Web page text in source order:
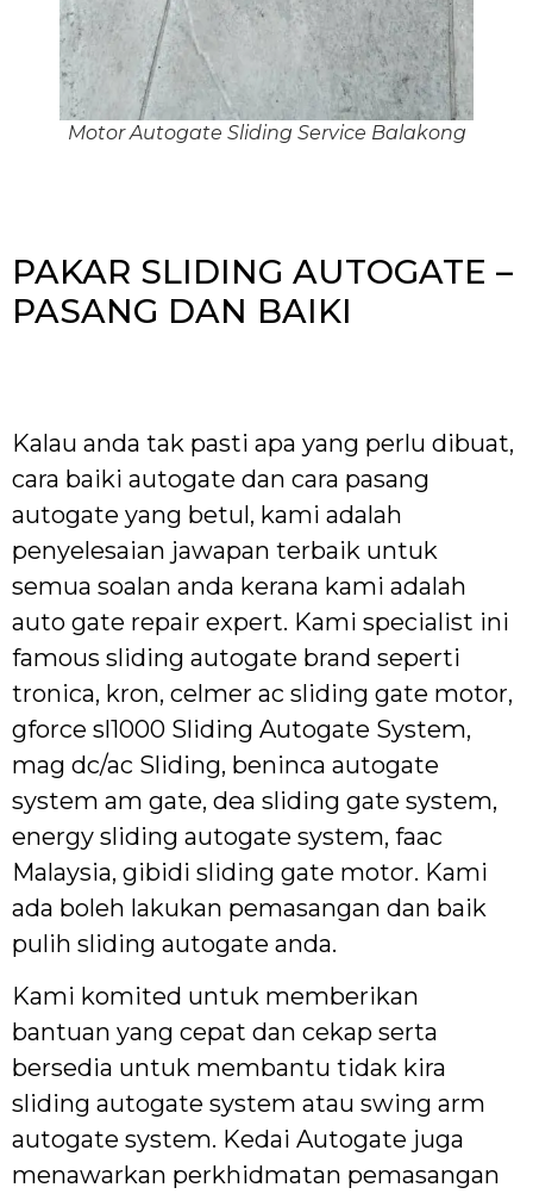
Motor Autogate Sliding Service Balakong
PAKAR SLIDING AUTOGATE –
PASANG DAN BAIKI
Kalau anda tak pasti apa yang perlu dibuat,
cara baiki autogate dan cara pasang
autogate yang betul, kami adalah
penyelesaian jawapan terbaik untuk
semua soalan anda kerana kami adalah
auto gate repair expert. Kami specialist ini
famous sliding autogate brand seperti
tronica, kron, celmer ac sliding gate motor,
gforce sl1000 Sliding Autogate System,
mag dc/ac Sliding, beninca autogate
system am gate, dea sliding gate system,
energy sliding autogate system, faac
Malaysia, gibidi sliding gate motor. Kami
ada boleh lakukan pemasangan dan baik
pulih sliding autogate anda.
Kami komited untuk memberikan
bantuan yang cepat dan cekap serta
bersedia untuk membantu tidak kira
sliding autogate system atau swing arm
autogate system. Kedai Autogate juga
menawarkan perkhidmatan pemasangan